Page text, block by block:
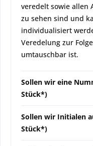
veredelt sowie allen
zu sehen sind und
individualisiert
Veredelung zur
umtauschbar ist.
Sollen wir eine
Stück*)
Sollen wir Initialen
Stück*)